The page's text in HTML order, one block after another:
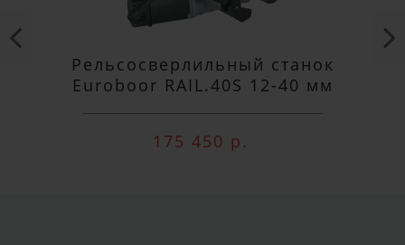
Рельсосверлильный станок
Euroboor RAIL.40S 12-40 мм
175 450 р.